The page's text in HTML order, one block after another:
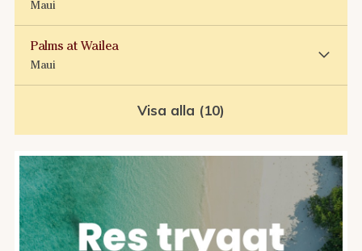
Maui
Palms at Wailea
Maui
Visa alla (10)